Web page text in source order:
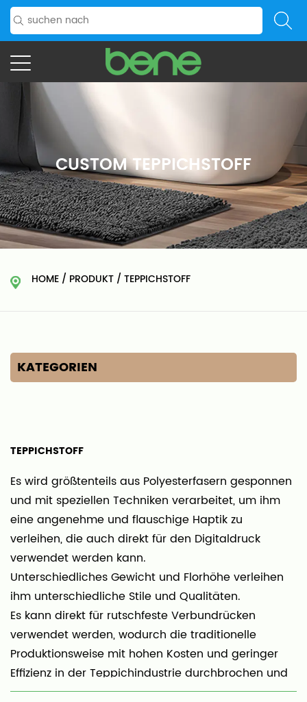
CUSTOM TEPPICHSTOFF
HOME / PRODUKT / TEPPICHSTOFF
KATEGORIEN
TEPPICHSTOFF
Es wird größtenteils aus Polyesterfasern gesponnen
und mit speziellen Techniken verarbeitet, um ihm
eine angenehme und flauschige Haptik zu
verleihen, die auch direkt für den Digitaldruck
verwendet werden kann.
Unterschiedliches Gewicht und Florhöhe verleihen
ihm unterschiedliche Stile und Qualitäten.
Es kann direkt für rutschfeste Verbundrücken
verwendet werden, wodurch die traditionelle
Produktionsweise mit hohen Kosten und geringer
Effizienz in der Teppichindustrie durchbrochen und
die Teppichproduktion einfacher und effizienter